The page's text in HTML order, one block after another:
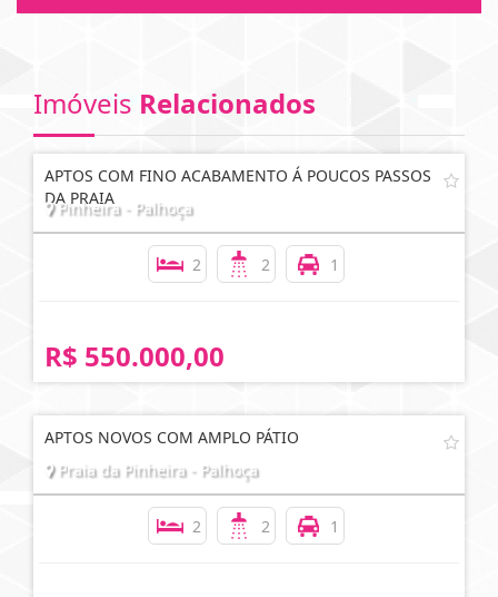
Imóveis Relacionados
APTOS COM FINO ACABAMENTO Á POUCOS PASSOS
DA PRAIA
Pinheira - Palhoça
2 2 1
R$ 550.000,00
APTOS NOVOS COM AMPLO PÁTIO
Praia da Pinheira - Palhoça
2 2 1